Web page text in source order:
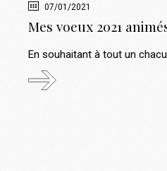
07/01/2021
Mes voeux 2021
En souhaitant à tout un